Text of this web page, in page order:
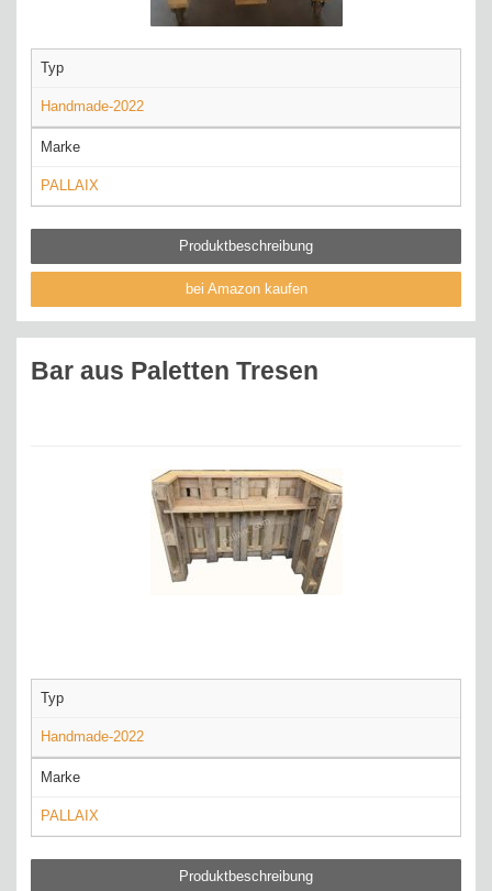
Typ
Handmade-2022
Marke
PALLAIX
Produktbeschreibung
bei Amazon kaufen
Bar aus Paletten Tresen
Typ
Handmade-2022
Marke
PALLAIX
Produktbeschreibung